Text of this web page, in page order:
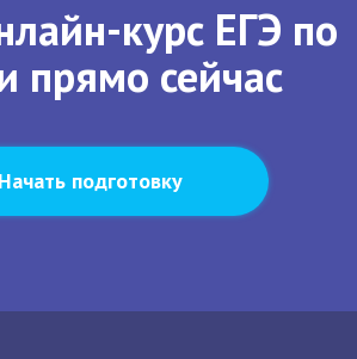
курс ЕГЭ по
прямо сейчас
Начать подготовку